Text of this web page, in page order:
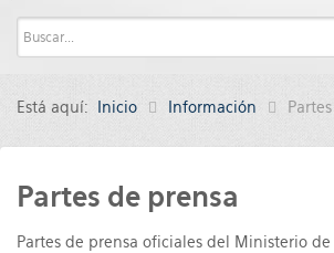
Está aquí: Inicio Información
Partes de prensa
Partes de prensa oficiales del Ministerio